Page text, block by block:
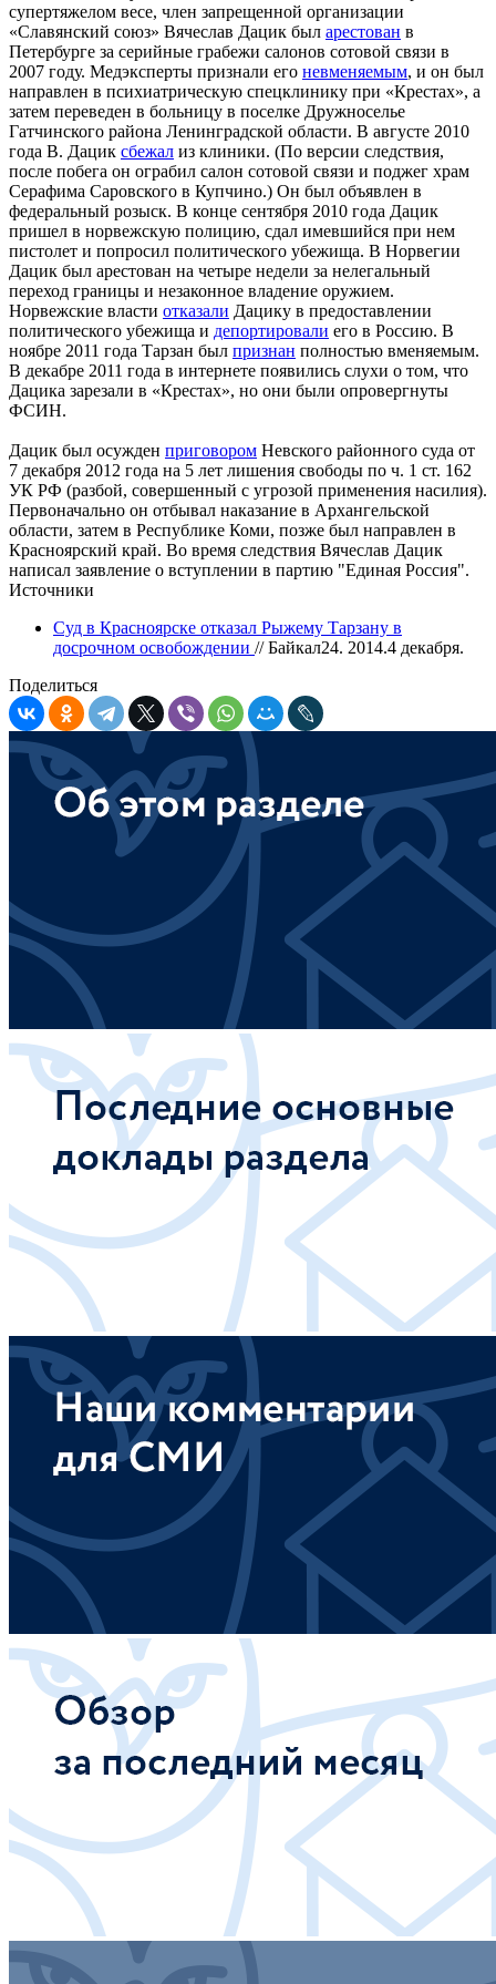
супертяжелом весе, член запрещенной организации
«Славянский союз» Вячеслав Дацик был арестован в
Петербурге за серийные грабежи салонов сотовой связи в
2007 году. Медэксперты признали его невменяемым, и он был
направлен в психиатрическую спецклинику при «Крестах», а
затем переведен в больницу в поселке Дружноселье
Гатчинского района Ленинградской области. В августе 2010
года В. Дацик сбежал из клиники. (По версии следствия,
после побега он ограбил салон сотовой связи и поджег храм
Серафима Саровского в Купчино.) Он был объявлен в
федеральный розыск. В конце сентября 2010 года Дацик
пришел в норвежскую полицию, сдал имевшийся при нем
пистолет и попросил политического убежища. В Норвегии
Дацик был арестован на четыре недели за нелегальный
переход границы и незаконное владение оружием.
Норвежские власти отказали Дацику в предоставлении
политического убежища и депортировали его в Россию. В
ноябре 2011 года Тарзан был признан полностью вменяемым.
В декабре 2011 года в интернете появились слухи о том, что
Дацика зарезали в «Крестах», но они были опровергнуты
ФСИН.
Дацик был осужден приговором Невского районного суда от
7 декабря 2012 года на 5 лет лишения свободы по ч. 1 ст. 162
УК РФ (разбой, совершенный с угрозой применения насилия).
Первоначально он отбывал наказание в Архангельской
области, затем в Республике Коми, позже был направлен в
Красноярский край. Во время следствия Вячеслав Дацик
написал заявление о вступлении в партию "Единая Россия".
Источники
Суд в Красноярске отказал Рыжему Тарзану в
досрочном освобождении // Байкал24. 2014.4 декабря.
Поделиться